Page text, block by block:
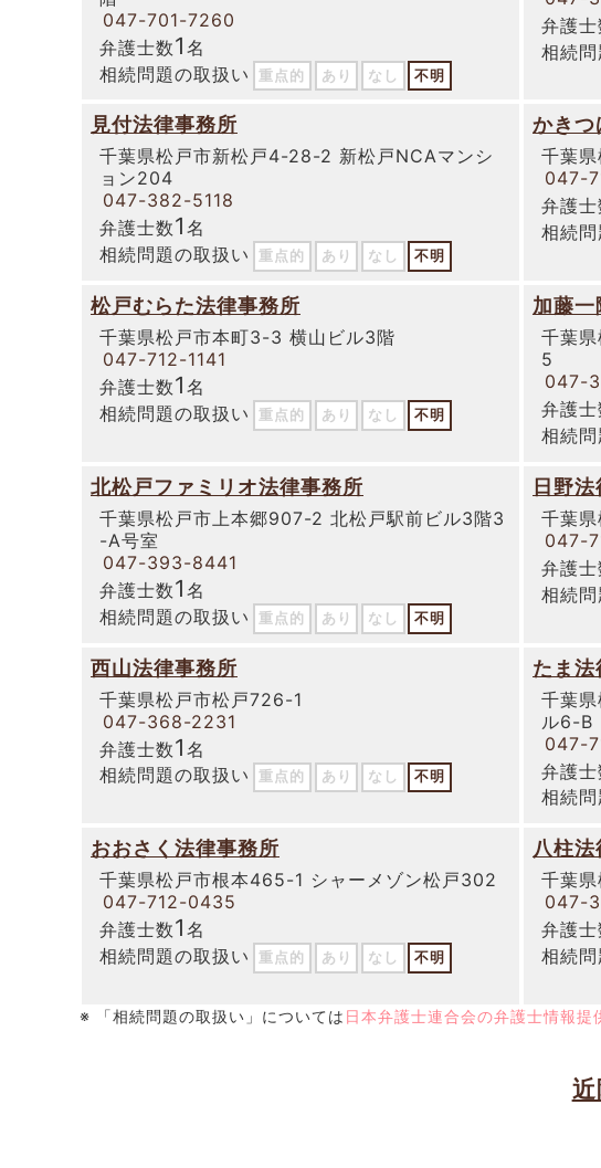
047-701-7260
弁護士数1 名
相続問題の取扱い
重点的 あり なし 不明
弁護士
相続
見付法律事務所
千葉県松戸市新松戸4-28-2 新松戸NCAマンシ
ョン204
047-382-5118
弁護士数1 名
相続問題の取扱い
重点的 あり なし 不明
かきつ
千葉
047-
弁護士
相続
松戸むらた法律事務所
千葉県松戸市本町3-3 横山ビル3階
047-712-1141
弁護士数1 名
相続問題の取扱い
重点的 あり なし 不明
加藤一
千葉
5
047-
弁護士
相続
北松戸ファミリオ法律事務所
千葉県松戸市上本郷907-2 北松戸駅前ビル3階3
-A号室
047-393-8441
弁護士数1 名
相続問題の取扱い
重点的 あり なし 不明
日野
千葉
047-
弁護士
相続
西山法律事務所
千葉県松戸市松戸726-1
047-368-2231
弁護士数1 名
相続問題の取扱い
重点的 あり なし 不明
たま法
千葉
ル6-B
047-
弁護士
相続
おおさく法律事務所
千葉県松戸市根本465-1 シャーメゾン松戸302
047-712-0435
弁護士数1 名
相続問題の取扱い
重点的 あり なし 不明
八柱
千葉
047-
弁護士
相続
※ 「相続問題の取扱い」については 日本弁護士連合会の弁護士情報提